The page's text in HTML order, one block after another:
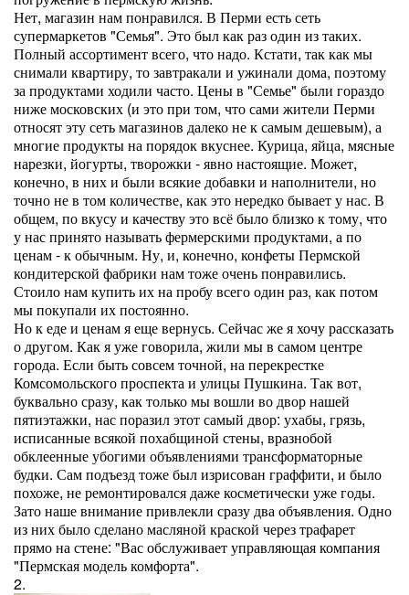
Нет, магазин нам понравился. В Перми есть сеть
супермаркетов "Семья". Это был как раз один из таких.
Полный ассортимент всего, что надо. Кстати, так как мы
снимали квартиру, то завтракали и ужинали дома, поэтому
за продуктами ходили часто. Цены в "Семье" были гораздо
ниже московских (и это при том, что сами жители Перми
относят эту сеть магазинов далеко не к самым дешевым), а
многие продукты на порядок вкуснее. Курица, яйца, мясные
нарезки, йогурты, творожки - явно настоящие. Может,
конечно, в них и были всякие добавки и наполнители, но
точно не в том количестве, как это нередко бывает у нас. В
общем, по вкусу и качеству это всё было близко к тому, что
у нас принято называть фермерскими продуктами, а по
ценам - к обычным. Ну, и, конечно, конфеты Пермской
кондитерской фабрики нам тоже очень понравились.
Стоило нам купить их на пробу всего один раз, как потом
мы покупали их постоянно.
Но к еде и ценам я еще вернусь. Сейчас же я хочу рассказать
о другом. Как я уже говорила, жили мы в самом центре
города. Если быть совсем точной, на перекрестке
Комсомольского проспекта и улицы Пушкина. Так вот,
буквально сразу, как только мы вошли во двор нашей
пятиэтажки, нас поразил этот самый двор: ухабы, грязь,
исписанные всякой похабщиной стены, вразнобой
обклеенные убогими объявлениями трансформаторные
будки. Сам подъезд тоже был изрисован граффити, и было
похоже, не ремонтировался даже косметически уже годы.
Зато наше внимание привлекли сразу два объявления. Одно
из них было сделано масляной краской через трафарет
прямо на стене: "Вас обслуживает управляющая компания
"Пермская модель комфорта".
2.